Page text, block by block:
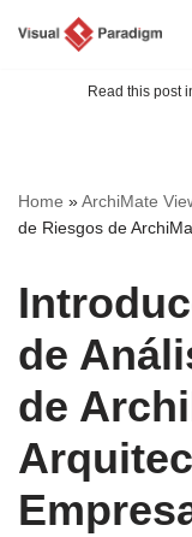
Read this post
Home »ArchiMate
de Riesgos de
de
de